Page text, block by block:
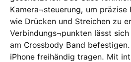
Kamera¬steuerung, um präzise
wie Drücken und Streichen zu
Verbindungs¬punkten lässt
am Crossbody Band
iPhone freihändig tragen. Mit